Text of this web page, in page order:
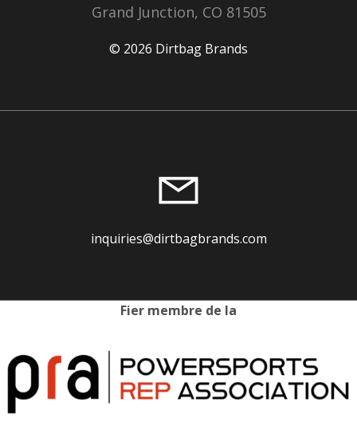
Grand Junction, CO 81505
© 2026 Dirtbag Brands
inquiries@dirtbagbrands.com
Fier membre de la